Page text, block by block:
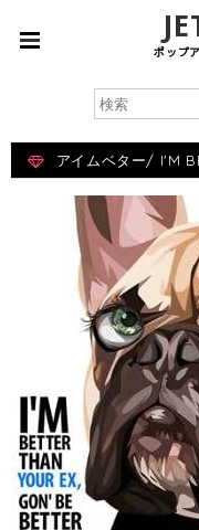
ポップ
アイムベター/ I'M